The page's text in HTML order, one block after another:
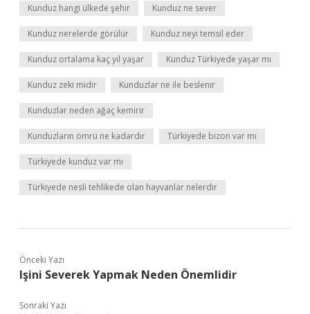
Kunduz hangi ülkede şehir Kunduz ne sever
Kunduz nerelerde görülür Kunduz neyi temsil eder
Kunduz ortalama kaç yıl yaşar Kunduz Türkiyede yaşar mı
Kunduz zeki midir Kunduzlar ne ile beslenir
Kunduzlar neden ağaç kemirir
Kunduzların ömrü ne kadardır Türkiyede bizon var mı
Türkiyede kunduz var mı
Türkiyede nesli tehlikede olan hayvanlar nelerdir
Önceki Yazı
Işini Severek Yapmak Neden Önemlidir
Sonraki Yazı